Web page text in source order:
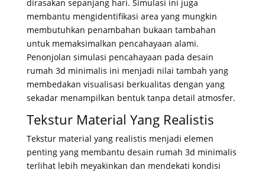
dirasakan sepanjang hari. Simulasi ini juga
membantu mengidentifikasi area yang mungkin
membutuhkan penambahan bukaan tambahan
untuk memaksimalkan pencahayaan alami.
Penonjolan simulasi pencahayaan pada desain
rumah 3d minimalis ini menjadi nilai tambah yang
membedakan visualisasi berkualitas dengan yang
sekadar menampilkan bentuk tanpa detail atmosfer.
Tekstur Material Yang Realistis
Tekstur material yang realistis menjadi elemen
penting yang membantu desain rumah 3d minimalis
terlihat lebih meyakinkan dan mendekati kondisi